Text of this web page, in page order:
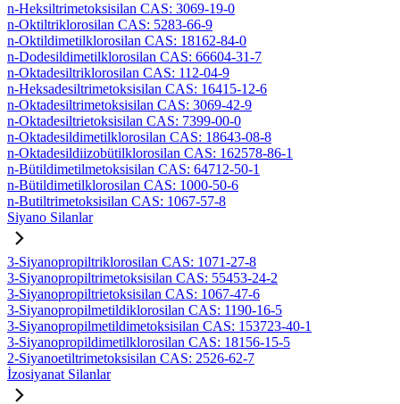
n-Heksiltrimetoksisilan CAS: 3069-19-0
n-Oktiltriklorosilan CAS: 5283-66-9
n-Oktildimetilklorosilan CAS: 18162-84-0
n-Dodesildimetilklorosilan CAS: 66604-31-7
n-Oktadesiltriklorosilan CAS: 112-04-9
n-Heksadesiltrimetoksisilan CAS: 16415-12-6
n-Oktadesiltrimetoksisilan CAS: 3069-42-9
n-Oktadesiltrietoksisilan CAS: 7399-00-0
n-Oktadesildimetilklorosilan CAS: 18643-08-8
n-Oktadesildiizobütilklorosilan CAS: 162578-86-1
n-Bütildimetilmetoksisilan CAS: 64712-50-1
n-Bütildimetilklorosilan CAS: 1000-50-6
n-Butiltrimetoksisilan CAS: 1067-57-8
Siyano Silanlar
3-Siyanopropiltriklorosilan CAS: 1071-27-8
3-Siyanopropiltrimetoksisilan CAS: 55453-24-2
3-Siyanopropiltrietoksisilan CAS: 1067-47-6
3-Siyanopropilmetildiklorosilan CAS: 1190-16-5
3-Siyanopropilmetildimetoksisilan CAS: 153723-40-1
3-Siyanopropildimetilklorosilan CAS: 18156-15-5
2-Siyanoetiltrimetoksisilan CAS: 2526-62-7
İzosiyanat Silanlar